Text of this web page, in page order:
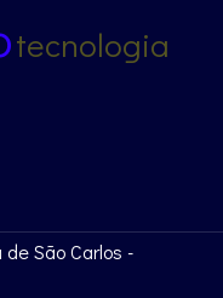
tecnologia
São Carlos -